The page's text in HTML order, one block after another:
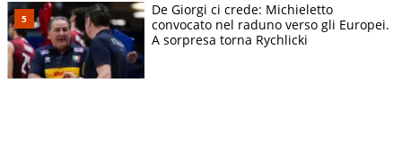
De Giorgi ci crede: Michieletto
convocato nel raduno verso gli Europei.
A sorpresa torna Rychlicki